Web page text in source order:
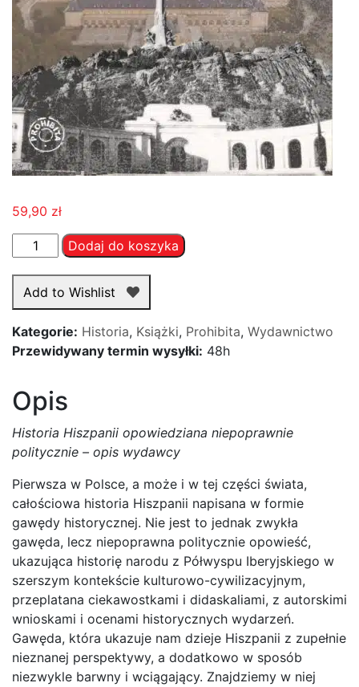
59,90 zł
ilość
Historia
Hiszpanii
opowiedziana
politycznie
-
N.
Goworzycki
Dodaj do koszyka
Add to Wishlist
Kategorie: Historia, Książki, Prohibita, Wydawnictwo
Przewidywany termin wysyłki: 48h
Opis
Historia Hiszpanii opowiedziana niepoprawnie
politycznie – opis wydawcy
Pierwsza w Polsce, a może i w tej części świata,
całościowa historia Hiszpanii napisana w formie
gawędy historycznej. Nie jest to jednak zwykła
gawęda, lecz niepoprawna politycznie opowieść,
ukazująca historię narodu z Półwyspu Iberyjskiego w
szerszym kontekście kulturowo-cywilizacyjnym,
przeplatana ciekawostkami i didaskaliami, z autorskimi
wnioskami i ocenami historycznych wydarzeń.
Gawęda, która ukazuje nam dzieje Hiszpanii z zupełnie
nieznanej perspektywy, a dodatkowo w sposób
niezwykle barwny i wciągający. Znajdziemy w niej